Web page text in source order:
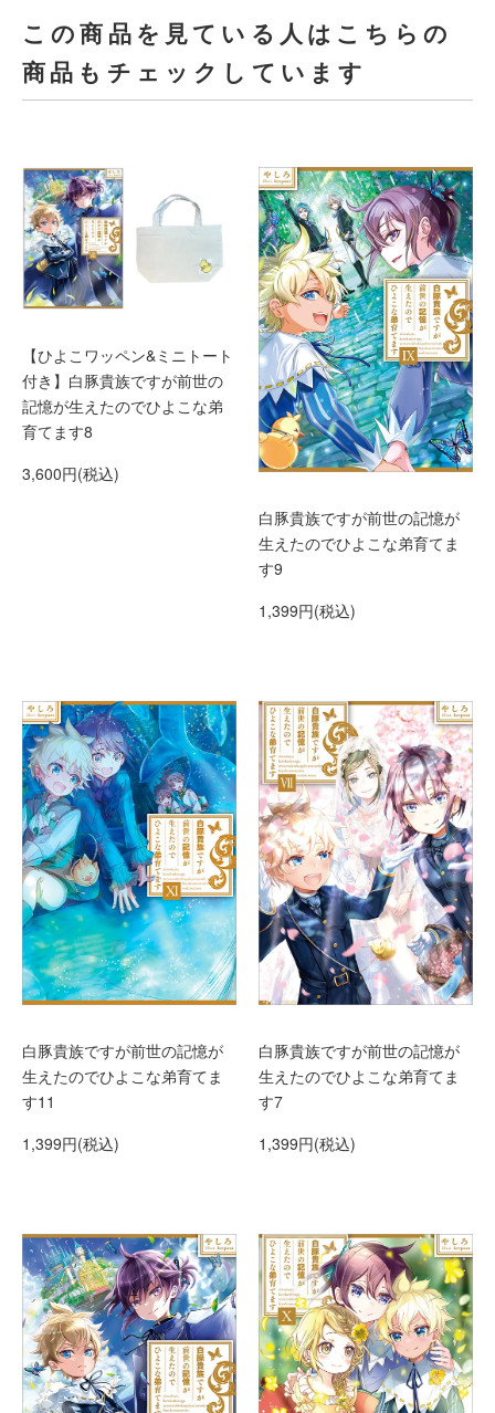
この商品を見ている人はこちらの
商品もチェックしています
【ひよこワッペン&ミニトート
付き】白豚貴族ですが前世の
記憶が生えたのでひよこな弟
育てます8
3,600円(税込)
白豚貴族ですが前世の記憶が
生えたのでひよこな弟育てま
す9
1,399円(税込)
白豚貴族ですが前世の記憶が
生えたのでひよこな弟育てま
す11
1,399円(税込)
白豚貴族ですが前世の記憶が
生えたのでひよこな弟育てま
す7
1,399円(税込)